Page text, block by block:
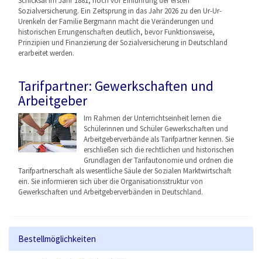
Sozialversicherung. Ein Zeitsprung in das Jahr 2026 zu den Ur-Ur-
Urenkeln der Familie Bergmann macht die Veränderungen und
historischen Errungenschaften deutlich, bevor Funktionsweise,
Prinzipien und Finanzierung der Sozialversicherung in Deutschland
erarbeitet werden.
Tarifpartner: Gewerkschaften und
Arbeitgeber
Im Rahmen der Unterrichtseinheit lernen die
Schülerinnen und Schüler Gewerkschaften und
Arbeitgeberverbände als Tarifpartner kennen. Sie
erschließen sich die rechtlichen und historischen
Grundlagen der Tarifautonomie und ordnen die
Tarifpartnerschaft als wesentliche Säule der Sozialen Marktwirtschaft
ein. Sie informieren sich über die Organisationsstruktur von
Gewerkschaften und Arbeitgeberverbänden in Deutschland.
Bestellmöglichkeiten